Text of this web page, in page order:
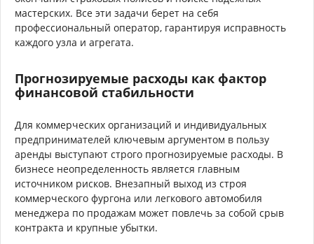
мастерских. Все эти задачи берет на себя
профессиональный оператор, гарантируя исправность
каждого узла и агрегата.
Прогнозируемые расходы как фактор
финансовой стабильности
Для коммерческих организаций и индивидуальных
предпринимателей ключевым аргументом в пользу
аренды выступают строго прогнозируемые расходы. В
бизнесе неопределенность является главным
источником рисков. Внезапный выход из строя
коммерческого фургона или легкового автомобиля
менеджера по продажам может повлечь за собой срыв
контракта и крупные убытки.